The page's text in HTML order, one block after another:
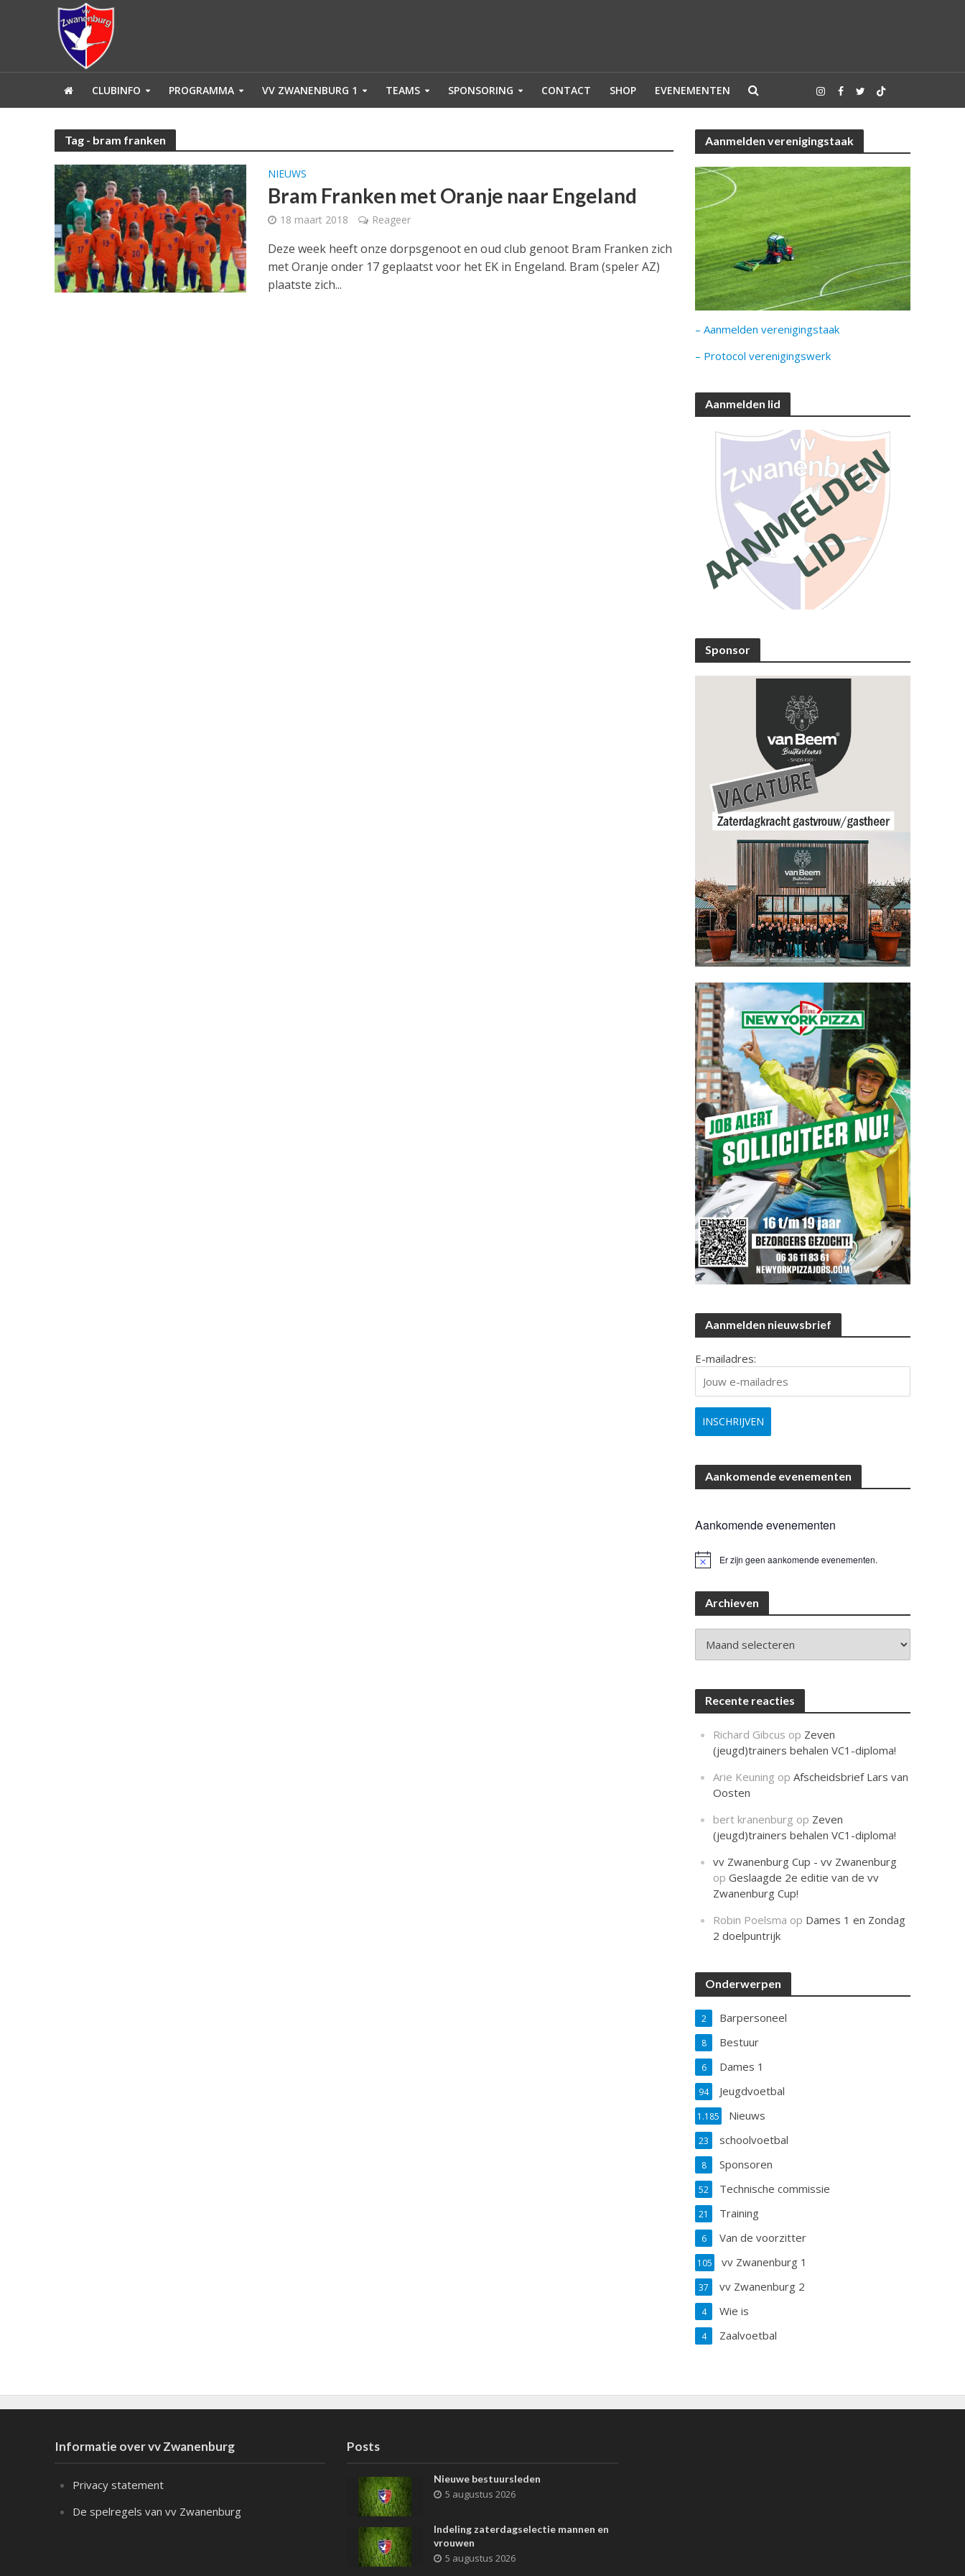
CLUBINFO PROGRAMMA VV ZWANENBURG 1 TEAMS SPONSORING CONTACT SHOP EVENEMENTEN
Tag - bram franken
NIEUWS
Bram Franken met Oranje naar Engeland
18 maart 2018 Reageer
Deze week heeft onze dorpsgenoot en oud club genoot Bram Franken zich
met Oranje onder 17 geplaatst voor het EK in Engeland. Bram (speler AZ)
plaatste zich...
Aanmelden verenigingstaak
– Aanmelden verenigingstaak
– Protocol verenigingswerk
Aanmelden lid
Sponsor
Aanmelden nieuwsbrief
E-mailadres:
Aankomende evenementen
Aankomende evenementen
B
t
Er zijn geen aankomende evenementen.
Archieven
Recente reacties
Richard Gibcus op Zeven
(jeugd)trainers behalen VC1-diploma!
Arie Keuning opAfscheidsbrief Lars van
Oosten
bert kranenburg op Zeven
(jeugd)trainers behalen VC1-diploma!
vv Zwanenburg Cup - vv Zwanenburg
opGeslaagde 2e editie van de vv
Zwanenburg Cup!
Robin Poelsma op Dames 1 en Zondag
2 doelpuntrijk
Onderwerpen
Barpersoneel
2
Bestuur
8
Dames 1
6
Jeugdvoetbal
94
Nieuws
1.185
schoolvoetbal
23
Sponsoren
8
Technische commissie
52
Training
21
Van de voorzitter
6
vv Zwanenburg 1
105
vv Zwanenburg 2
37
Wie is
4
Zaalvoetbal
4
Informatie over vv Zwanenburg
Privacy statement
De spelregels van vv Zwanenburg
Posts
Nieuwe bestuursleden
5 augustus 2026
Indeling zaterdagselectie mannen en
vrouwen
5 augustus 2026